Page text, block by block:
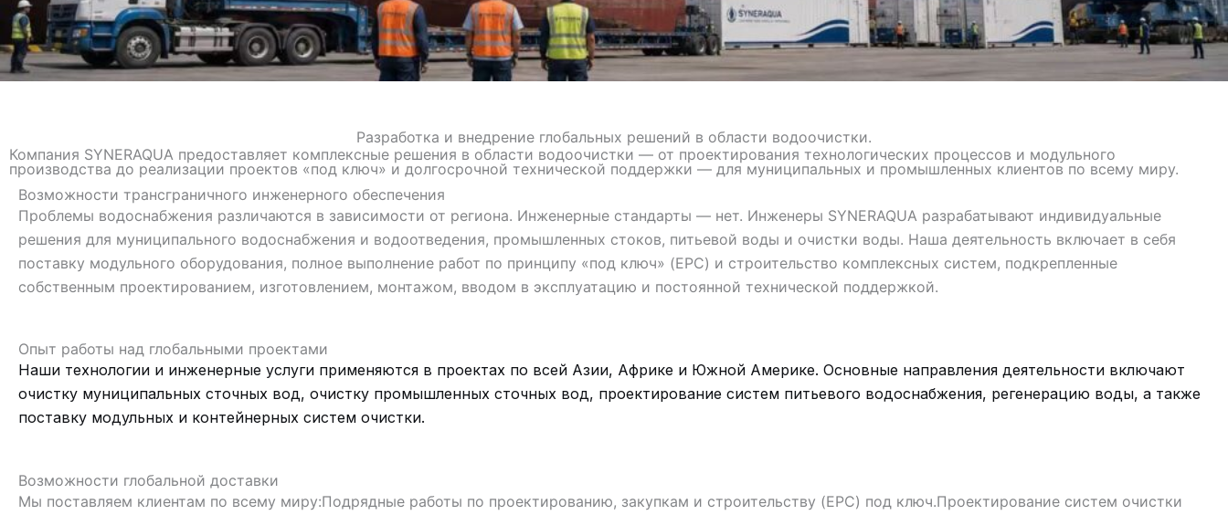
Разработка и внедрение глобальных решений в области водоочистки.
Компания SYNERAQUA предоставляет комплексные решения в области водоочистки — от проектирования технологических процессов и модульного
производства до реализации проектов «под ключ» и долгосрочной технической поддержки — для муниципальных и промышленных клиентов по всему миру.
Возможности трансграничного инженерного обеспечения
Проблемы водоснабжения различаются в зависимости от региона. Инженерные стандарты — нет. Инженеры SYNERAQUA разрабатывают индивидуальные
решения для муниципального водоснабжения и водоотведения, промышленных стоков, питьевой воды и очистки воды. Наша деятельность включает в себя
поставку модульного оборудования, полное выполнение работ по принципу «под ключ» (EPC) и строительство комплексных систем, подкрепленные
собственным проектированием, изготовлением, монтажом, вводом в эксплуатацию и постоянной технической поддержкой.
Опыт работы над глобальными проектами
Наши технологии и инженерные услуги применяются в проектах по всей Азии, Африке и Южной Америке. Основные направления деятельности включают
очистку муниципальных сточных вод, очистку промышленных сточных вод, проектирование систем питьевого водоснабжения, регенерацию воды, а также
поставку модульных и контейнерных систем очистки.
Возможности глобальной доставки
Мы поставляем клиентам по всему миру:Подрядные работы по проектированию, закупкам и строительству (EPC) под ключ.Проектирование систем очистки